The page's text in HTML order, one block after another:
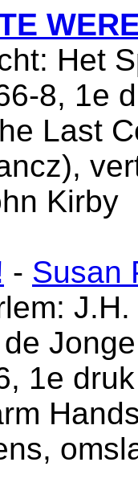
Het
8, 1e
Last
Kirby
- Susan
1e